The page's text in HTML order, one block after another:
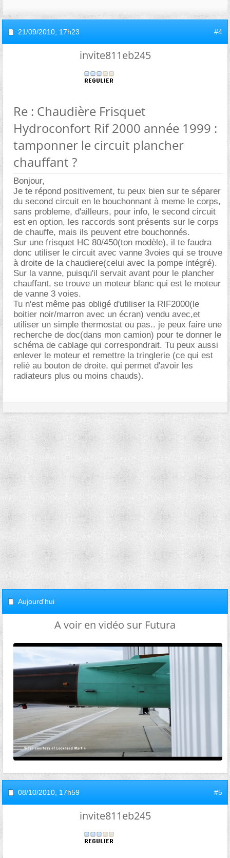
21/09/2010, 17h23 #4
invite811eb245
Re : Chaudière Frisquet
Hydroconfort Rif 2000 année 1999 :
tamponner le circuit plancher
chauffant ?
Bonjour,
Je te répond positivement, tu peux bien sur te séparer
du second circuit en le bouchonnant à meme le corps,
sans probleme, d'ailleurs, pour info, le second circuit
est en option, les raccords sont présents sur le corps
de chauffe, mais ils peuvent etre bouchonnés.
Sur une frisquet HC 80/450(ton modèle), il te faudra
donc utiliser le circuit avec vanne 3voies qui se trouve
à droite de la chaudiere(celui avec la pompe intégré).
Sur la vanne, puisqu'il servait avant pour le plancher
chauffant, se trouve un moteur blanc qui est le moteur
de vanne 3 voies.
Tu n'est même pas obligé d'utiliser la RIF2000(le
boitier noir/marron avec un écran) vendu avec,et
utiliser un simple thermostat ou pas.. je peux faire une
recherche de doc(dans mon camion) pour te donner le
schéma de cablage qui correspondrait. Tu peux aussi
enlever le moteur et remettre la tringlerie (ce qui est
relié au bouton de droite, qui permet d'avoir les
radiateurs plus ou moins chauds).
Aujourd'hui
A voir en vidéo sur Futura
08/10/2010, 17h59 #5
invite811eb245